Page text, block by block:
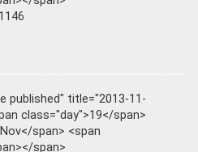
published" title="2013-11-
class="day">19</span>
span> <span
span>